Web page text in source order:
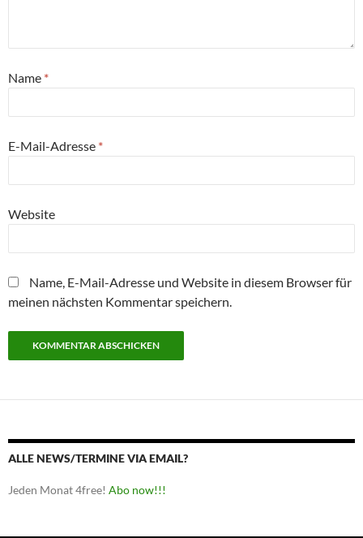
Name *
E-Mail-Adresse *
Website
Name, E-Mail-Adresse und Website in diesem Browser für
meinen nächsten Kommentar speichern.
ALLE NEWS/TERMINE VIA EMAIL?
Jeden Monat 4free! Abo now!!!